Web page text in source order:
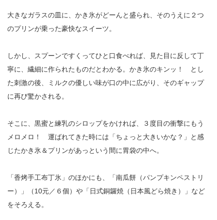
大きなガラスの皿に、かき氷がどーんと盛られ、そのうえに２つ
のプリンが乗った豪快なスイーツ。
しかし、スプーンですくってひと口食べれば、見た目に反して丁
寧に、繊細に作られたものだとわかる。かき氷のキンッ！ とし
た刺激の後、ミルクの優しい味が口の中に広がり、そのギャップ
に再び驚かされる。
そこに、黒蜜と練乳のシロップをかければ、３度目の衝撃にもう
メロメロ！ 運ばれてきた時には「ちょっと大きいかな？」と感
じたかき氷＆プリンがあっという間に胃袋の中へ。
「香烤手工布丁氷」のほかにも、「南瓜餅（パンプキンペストリ
ー）」（10元／６個）や「日式銅鑼焼（日本風どら焼き）」など
をそろえる。